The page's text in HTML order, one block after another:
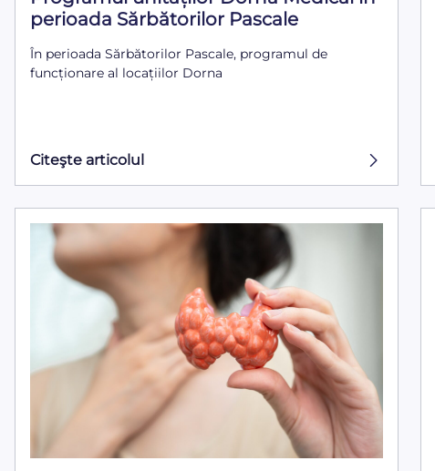
perioada Sărbătorilor Pascale
În perioada Sărbătorilor Pascale, programul de
funcționare al locațiilor Dorna
Citeşte articolul